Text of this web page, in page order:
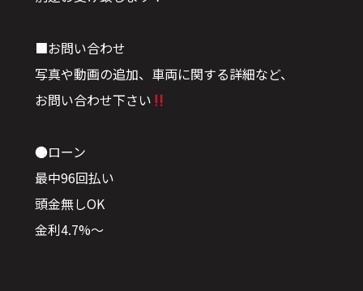
■お問い合わせ
写真や動画の追加、車両に関する詳細など、
お問い合わせ下さい
●ローン
最中96回払い
頭金無しOK
金利4.7%〜